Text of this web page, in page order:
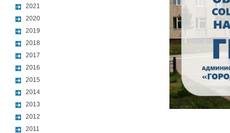
2021
2020
2019
2018
2017
2016
2015
2014
2013
2012
2011